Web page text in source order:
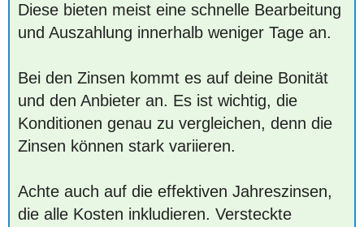
Diese bieten meist eine schnelle Bearbeitung
und Auszahlung innerhalb weniger Tage an.
Bei den Zinsen kommt es auf deine Bonität
und den Anbieter an. Es ist wichtig, die
Konditionen genau zu vergleichen, denn die
Zinsen können stark variieren.
Achte auch auf die effektiven Jahreszinsen,
die alle Kosten inkludieren. Versteckte